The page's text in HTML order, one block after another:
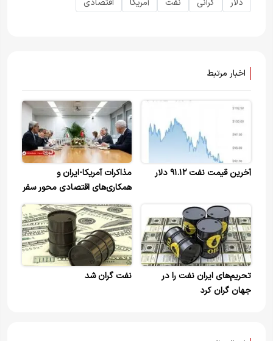
دلار گرانی نفت آمریکا اقتصادی
اخبار مرتبط
آخرین قیمت نفت ۹۱.۱۲ دلار
مذاکرات آمریکا-ایران و
همکاری‌های اقتصادی محور سفر
شریف به چین
تحریم‌های ایران نفت را در
جهان گران کرد
نفت گران شد